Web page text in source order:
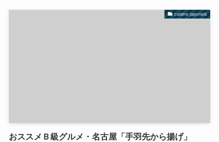
cuisine japonais
おススメＢ級グルメ・名古屋「手羽先から揚げ」